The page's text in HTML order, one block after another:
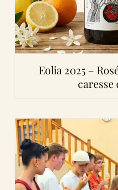
Eolia 2025 –
caresse